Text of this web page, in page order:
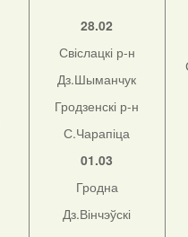
28.02
Свіслацкі р-н
Дз.Шыманчук
Гродзенскі р-н
С.Чарапіца
01.03
Гродна
Дз.Вінчэўскі